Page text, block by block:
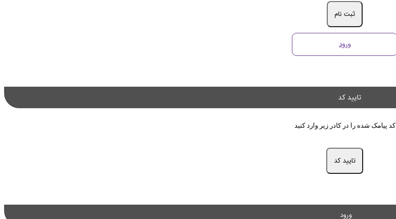
ثبت نام
ورود
تایید کد
کد پیامک شده را در کادر زیر وارد کنید
تایید کد
ورود